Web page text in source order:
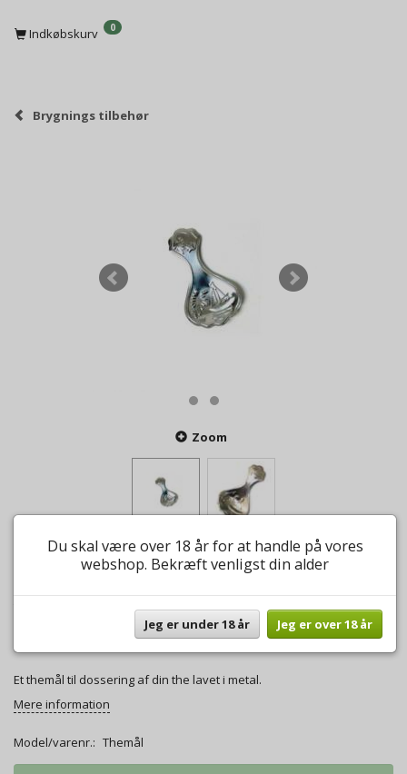
Indkøbskurv 0
Brygnings tilbehør
Zoom
Themål metal
anmeldelser Skriv anmeldelse
22,00 DKK
Et themål til dossering af din the lavet i metal.
Mere information
Model/varenr.: Themål
Du skal være over 18 år for at handle på vores
webshop. Bekræft venligst din alder
Jeg er under 18 år Jeg er over 18 år